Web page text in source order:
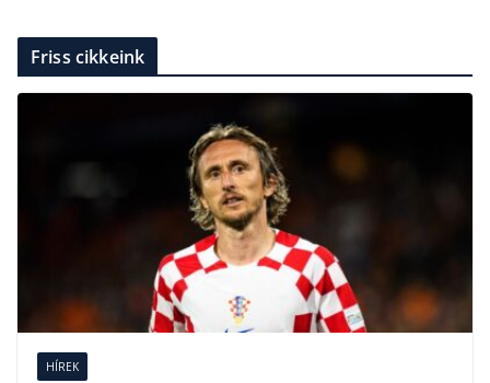
Friss cikkeink
HÍREK